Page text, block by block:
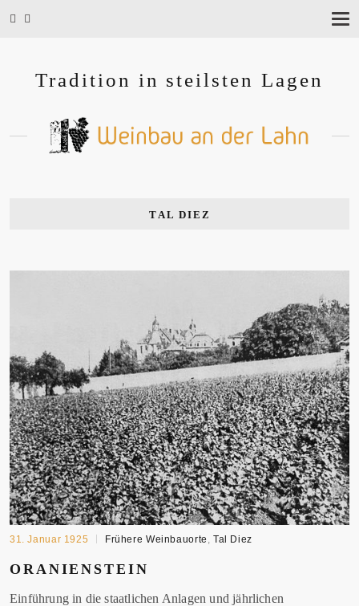
T
V
Tradition in steilsten Lagen
TAL DIEZ
31. Januar 1925 Frühere Weinbauorte , Tal Diez
ORANIENSTEIN
Einführung in die staatlichen Anlagen und jährlichen